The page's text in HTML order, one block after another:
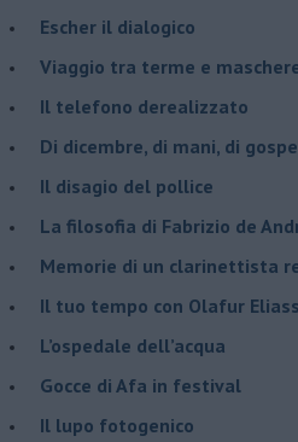
​Escher il dialogico
​Viaggio tra terme e
Il telefono derealizzato
​Di dicembre, di mani, di
​Il disagio del pollice
​La filosofia di Fabrizio de
Memorie di un clarinettista
​Il tuo tempo con Olafur
​L’ospedale dell’acqua
​Gocce di Afa in festival
​Il lupo fotogenico